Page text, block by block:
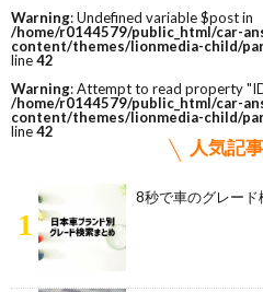
Warning: Undefined variable $post in
/home/r0144579/public_html/car-
content/themes/lionmedia-child/
line42
Warning: Attempt to read property
/home/r0144579/public_html/car-
content/themes/lionmedia-child/
line42
人気記
1
8秒で車のグレード